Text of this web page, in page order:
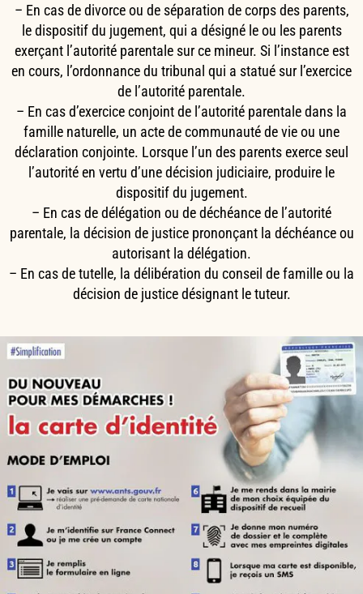
– En cas de divorce ou de séparation de corps des parents,
le dispositif du jugement, qui a désigné le ou les parents
exerçant l’autorité parentale sur ce mineur. Si l’instance est
en cours, l’ordonnance du tribunal qui a statué sur l’exercice
de l’autorité parentale.
– En cas d’exercice conjoint de l’autorité parentale dans la
famille naturelle, un acte de communauté de vie ou une
déclaration conjointe. Lorsque l’un des parents exerce seul
l’autorité en vertu d’une décision judiciaire, produire le
dispositif du jugement.
– En cas de délégation ou de déchéance de l’autorité
parentale, la décision de justice prononçant la déchéance ou
autorisant la délégation.
– En cas de tutelle, la délibération du conseil de famille ou la
décision de justice désignant le tuteur.